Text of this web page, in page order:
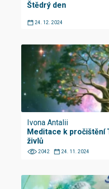
Štědrý den
24. 12. 2024
Ivona Antalii
Meditace k pročištění
živlů
2042 24. 11. 2024